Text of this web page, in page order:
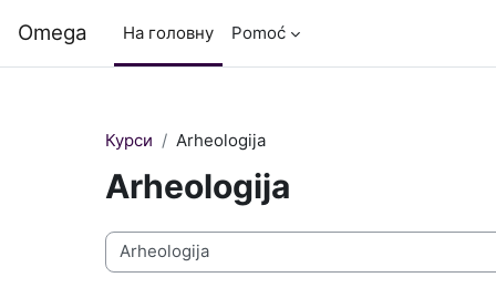
Omega На головну Pomoć
Курси Arheologija
Arheologija
Категорії курсів